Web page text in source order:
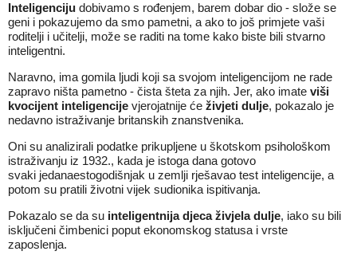
Inteligenciju dobivamo s rođenjem, barem dobar dio - slože se
geni i pokazujemo da smo pametni, a ako to još primjete vaši
roditelji i učitelji, može se raditi na tome kako biste bili stvarno
inteligentni.
Naravno, ima gomila ljudi koji sa svojom inteligencijom ne rade
zapravo ništa pametno - čista šteta za njih. Jer, ako imate viši
kvocijent inteligencije vjerojatnije će živjeti dulje, pokazalo je
nedavno istraživanje britanskih znanstvenika.
Oni su analizirali podatke prikupljene u škotskom psihološkom
istraživanju iz 1932., kada je istoga dana gotovo
svaki jedanaestogodišnjak u zemlji rješavao test inteligencije, a
potom su pratili životni vijek sudionika ispitivanja.
Pokazalo se da su inteligentnija djeca živjela dulje, iako su bili
isključeni čimbenici poput ekonomskog statusa i vrste
zaposlenja.